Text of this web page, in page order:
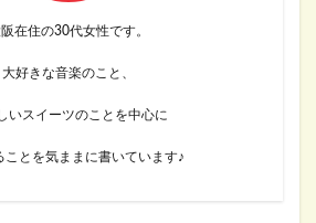
在住の30代女性です。
大好きな音楽のこと、
いスイーツのことを中心に
ことを気ままに書いています♪